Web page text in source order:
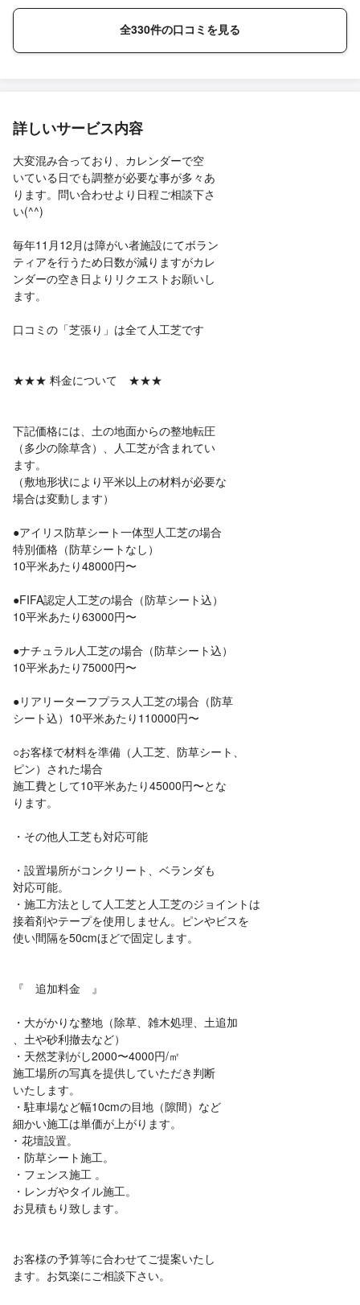
全330件の口コミを見る
詳しいサービス内容
大変混み合っており、カレンダーで空
いている日でも調整が必要な事が多々あ
ります。問い合わせより日程ご相談下さ
い(^^)
毎年11月12月は障がい者施設にてボラン
ティアを行うため日数が減りますがカレ
ンダーの空き日よりリクエストお願いし
ます。
口コミの「芝張り」は全て人工芝です
★★★ 料金について ★★★
下記価格には、土の地面からの整地転圧
（多少の除草含）、人工芝が含まれてい
ます。
（敷地形状により平米以上の材料が必要な
場合は変動します）
●アイリス防草シート一体型人工芝の場合
特別価格（防草シートなし）
10平米あたり48000円〜
●FIFA認定人工芝の場合（防草シート込）
10平米あたり63000円〜
●ナチュラル人工芝の場合（防草シート込）
10平米あたり75000円〜
●リアリーターフプラス人工芝の場合（防草
シート込）10平米あたり110000円〜
○お客様で材料を準備（人工芝、防草シート、
ピン）された場合
施工費として10平米あたり45000円〜とな
ります。
・その他人工芝も対応可能
・設置場所がコンクリート、ベランダも
対応可能。
・施工方法として人工芝と人工芝のジョイントは
接着剤やテープを使用しません。ピンやビスを
使い間隔を50cmほどで固定します。
『 追加料金 』
・大がかりな整地（除草、雑木処理、土追加
、土や砂利撤去など）
・天然芝剥がし2000〜4000円/㎡
施工場所の写真を提供していただき判断
いたします。
・駐車場など幅10cmの目地（隙間）など
細かい施工は単価が上がります。
･ 花壇設置。
・防草シート施工。
・フェンス施工 。
・レンガやタイル施工。
お見積もり致します。
お客様の予算等に合わせてご提案いたし
ます。お気楽にご相談下さい。